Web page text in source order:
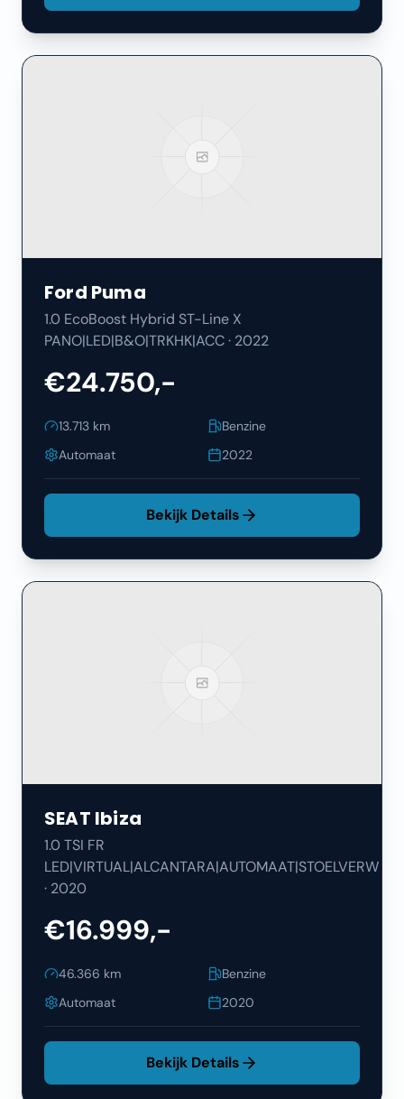
Ford Puma
1.0 EcoBoost Hybrid ST-Line X
PANO|LED|B&O|TRKHK|ACC· 2022
€24.750,-
13.713 km
Benzine
Automaat
2022
Bekijk Details
SEAT Ibiza
1.0 TSI FR
LED|VIRTUAL|ALCANTARA|AUTOMAAT|STOELVERW
· 2020
€16.999,-
46.366 km
Benzine
Automaat
2020
Bekijk Details